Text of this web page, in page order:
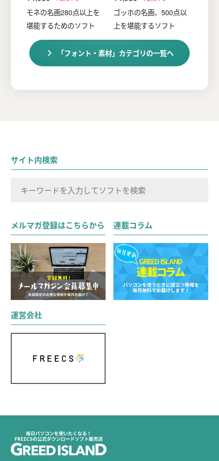
モネの名画280点以上を
堪能するためのソフト
ゴッホの名画、500点以
上を堪能するソフト
「フォント・素材」カテゴリの一覧へ
サイト内検索
象:
メルマガ登録はこちらから
連載コラム
運営会社